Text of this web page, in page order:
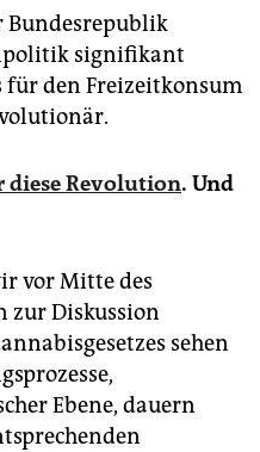
Bundesrepublik
signifikant
den Freizeitkonsum
Revolution. Und
vor Mitte des
zur Diskussion
sehen
Ebene, dauern